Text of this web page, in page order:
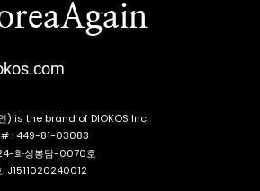
) is the brand of DIOKOS Inc.
: 449-81-03083
화성봉담-0070호
: J1511020240012